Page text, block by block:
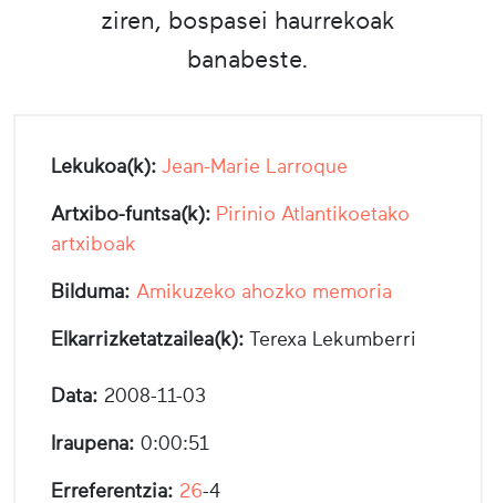
ziren, bospasei haurrekoak
banabeste.
Lekukoa(k): Jean-Marie Larroque
Artxibo-funtsa(k): Pirinio Atlantikoetako
artxiboak
Bilduma: Amikuzeko ahozko memoria
Elkarrizketatzailea(k): Terexa Lekumberri
Data: 2008-11-03
Iraupena: 0:00:51
Erreferentzia: 26-4